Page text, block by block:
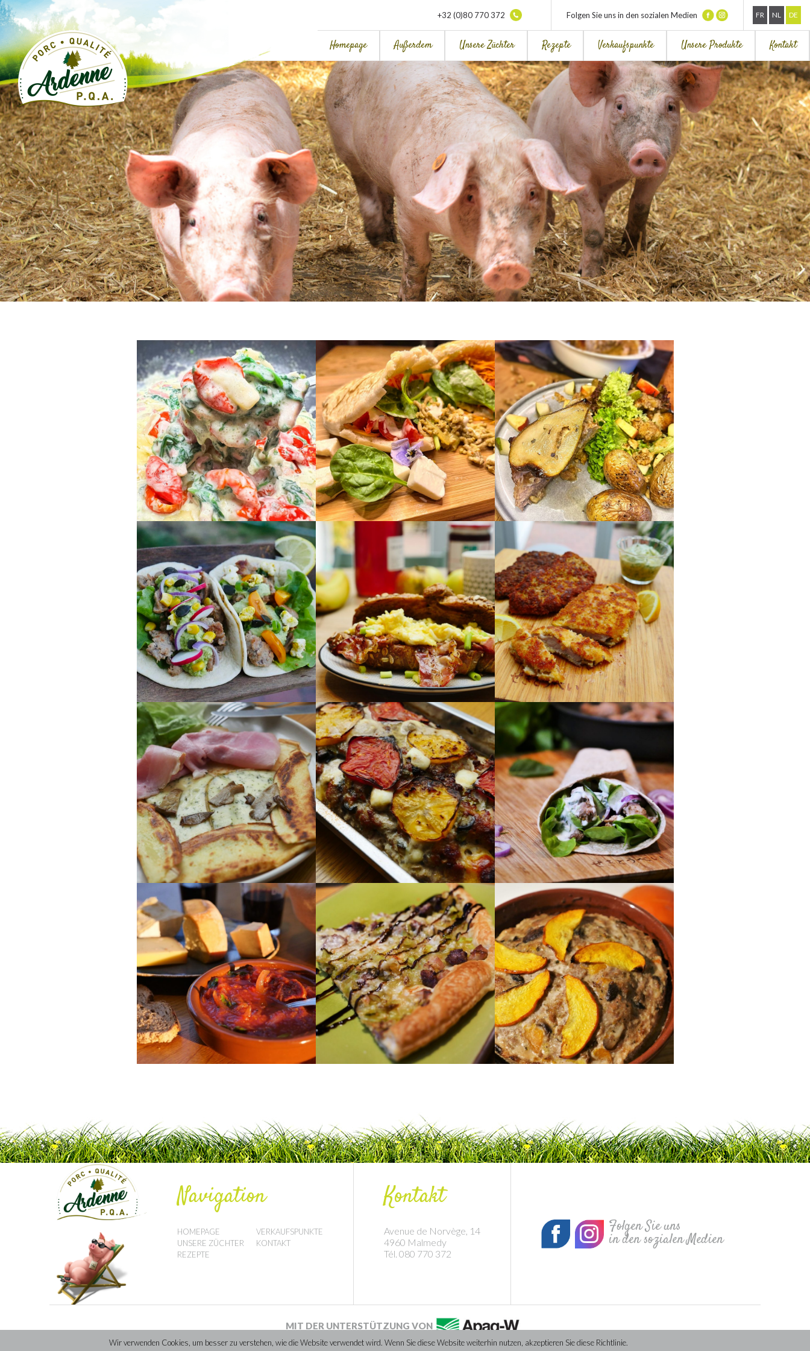
Wir verwenden Cookies, um besser zu verstehen, wie die Website verwendet wird. Wenn Sie diese Website weiterhin nutzen, akzeptieren Sie diese Richtlinie.
+32 (0)80 770 372 Folgen Sie uns in den sozialen Medien FR NL DE
Homepage Außerdem Unsere Züchter Rezepte Verkaufspunkte Unsere Produkte Kontakt
Toskanische Pasta Pita Schweine Braten mit Birnen
Tacos Vikitch-Art Brunch: Croissant mit Rührei
und Speck mit Ahornsirup
Panierte Schnitzel mit Anti-
Abfall- Semmelbröseln
Herzhafte Pfannkuchen zu
Lichtmess
Hackbraten und
Sommergemüse
Fajita Punch:
Schweinefleischstreifen und
Joghurtsauce mit Kräutern
Chorizo ​​​​Tapas mit Bier und
Tomatensauce Speck-Lauch-Fladen Winter-Hackbraten
Navigation
HOMEPAGE
UNSERE ZÜCHTER
REZEPTE
VERKAUFSPUNKTE
KONTAKT
Kontakt
Avenue de Norvège, 14
4960 Malmedy
Tél. 080 770 372
Folgen Sie uns
in den sozialen Medien
MIT DER UNTERSTÜTZUNG VON